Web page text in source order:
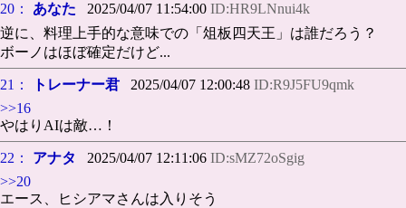
20： あなた 2025/04/07 11:54:00 ID:HR9LNnui4k
逆に、料理上手的な意味での「俎板四天王」は誰だろう？
ボーノはほぼ確定だけど...
21： トレーナー君 2025/04/07 12:00:48 ID:R9J5FU9qmk
>>16
やはりAIは敵…！
22： アナタ 2025/04/07 12:11:06 ID:sMZ72oSgig
>>20
エース、ヒシアマさんは入りそう